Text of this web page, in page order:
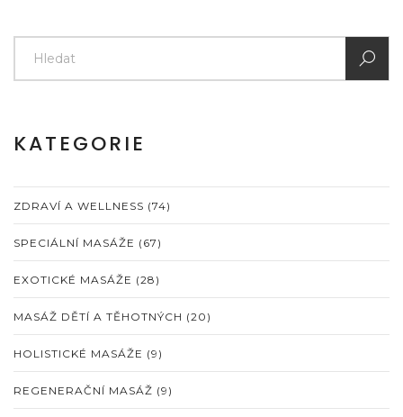
KATEGORIE
ZDRAVÍ A WELLNESS (74)
SPECIÁLNÍ MASÁŽE (67)
EXOTICKÉ MASÁŽE (28)
MASÁŽ DĚTÍ A TĚHOTNÝCH (20)
HOLISTICKÉ MASÁŽE (9)
REGENERAČNÍ MASÁŽ (9)